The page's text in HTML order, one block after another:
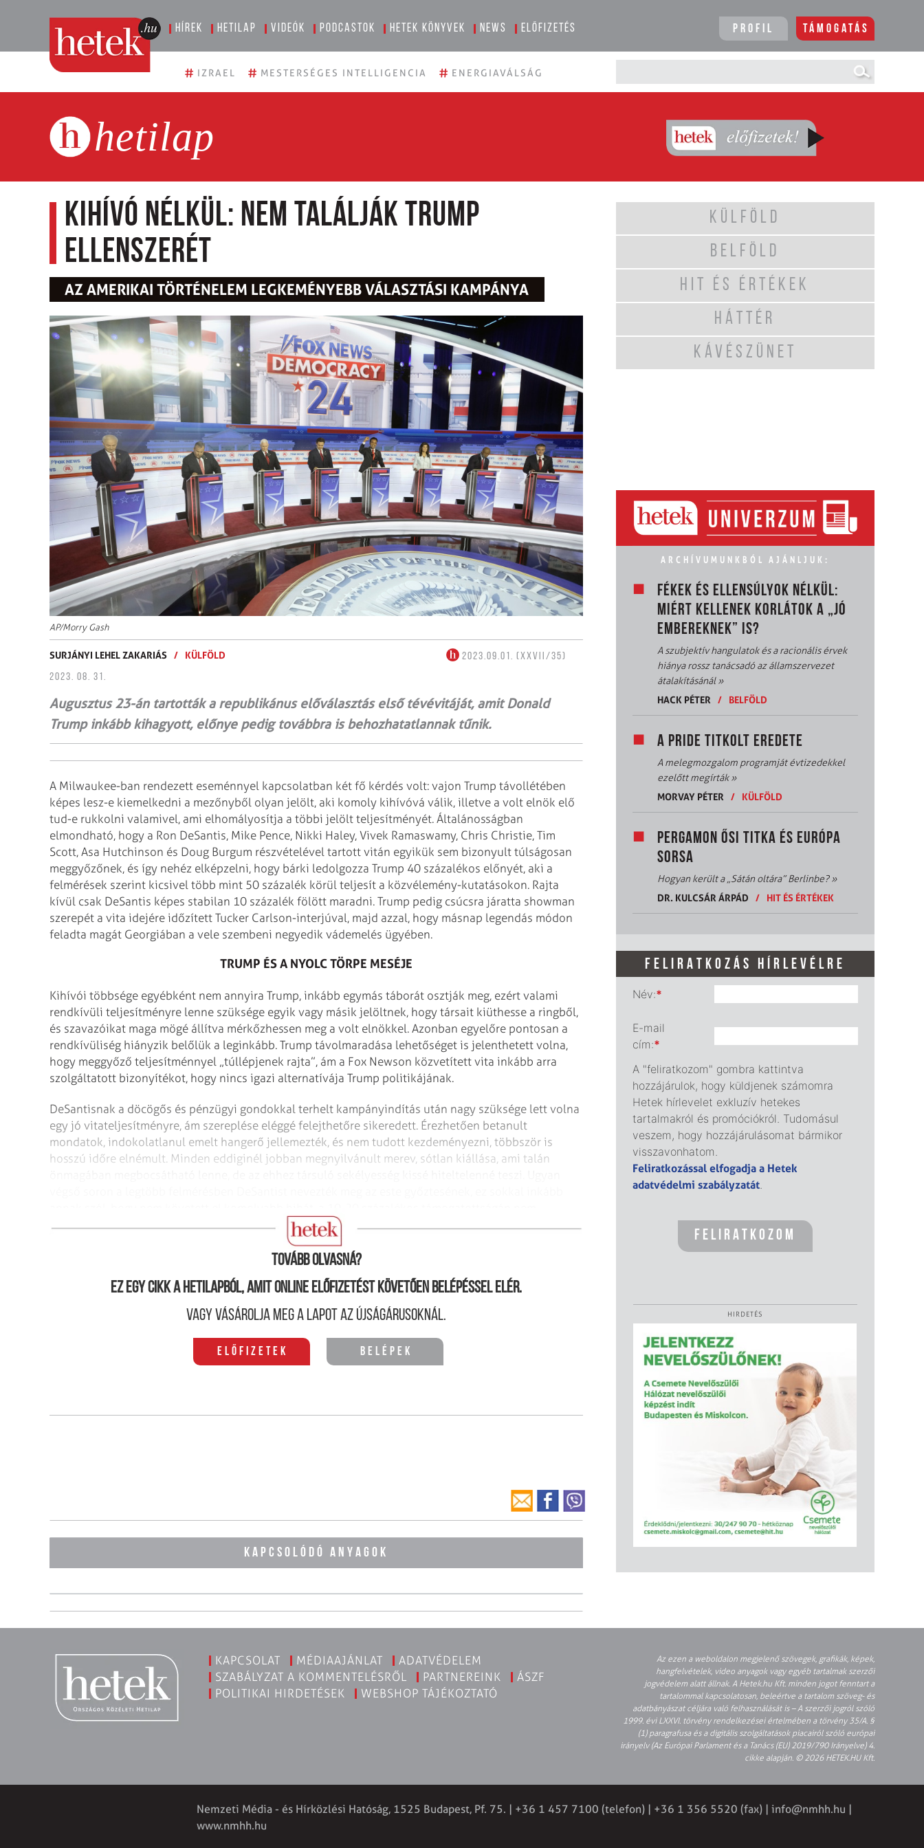
Hírek Hetilap Videók Podcastok Hetek könyvek News Előfizetés Profil Támogatás
# IZRAEL # MESTERSÉGES INTELLIGENCIA # ENERGIAVÁLSÁG
hetilap
Kihívó nélkül: Nem találják Trump
ellenszerét
AZ AMERIKAI TÖRTÉNELEM LEGKEMÉNYEBB VÁLASZTÁSI KAMPÁNYA
AP/Morry Gash
SURJÁNYI LEHEL ZAKARIÁS / KÜLFÖLD
2023.09.01. (XXVII/35)
2023. 08. 31.
Augusztus 23-án tartották a republikánus előválasztás első tévévitáját, amit Donald
Trump inkább kihagyott, előnye pedig továbbra is behoz­hatatlannak tűnik.
A Milwaukee-ban rendezett eseménnyel kapcsolatban két fő kérdés volt: vajon Trump távollétében
képes lesz-e kiemelkedni a mezőnyből olyan jelölt, aki komoly kihívóvá válik, illetve a volt elnök elő
tud-e rukkolni valamivel, ami elhomályosítja a többi jelölt teljesítményét. Általánosságban
elmondható, hogy a Ron DeSantis, Mike Pence, Nikki Haley, Vivek Ramaswamy, Chris Christie, Tim
Scott, Asa Hutchinson és Doug Burgum részvételével tartott vitán egyikük sem bizonyult túlságosan
meggyőzőnek, és így nehéz elképzelni, hogy bárki ledolgozza Trump 40 százalékos előnyét, aki a
felmérések szerint kicsivel több mint 50 százalék körül teljesít a közvélemény-kutatásokon. Rajta
kívül csak DeSantis képes stabilan 10 százalék fölött maradni. Trump pedig csúcsra járatta showman
szerepét a vita idejére időzített Tucker Carlson-interjúval, majd azzal, hogy másnap legendás módon
feladta magát Georgiában a vele szembeni negyedik vádemelés ügyében.
TRUMP ÉS A NYOLC TÖRPE MESÉJE
Kihívói többsége egyébként nem annyira Trump, inkább egymás táborát osztják meg, ezért valami
rendkívüli teljesítményre lenne szüksége egyik vagy másik jelöltnek, hogy társait kiüthesse a ringből,
és szavazóikat maga mögé állítva mérkőzhessen meg a volt elnökkel. Azonban egyelőre pontosan a
rendkívüliség hiányzik belőlük a leg­inkább. Trump távolmaradása lehetőséget is jelenthetett volna,
hogy meggyőző teljesítménnyel „túllépjenek rajta”, ám a Fox Newson közvetített vita inkább arra
szolgáltatott bizonyítékot, hogy nincs igazi alternatívája Trump politikájának.
DeSantisnak a döcögős és pénzügyi gondokkal terhelt kampányindítás után nagy szüksége lett volna
egy jó vitateljesítményre, ám szereplése eléggé felejthetőre sikeredett. Érezhetően betanult
mondatok, indokolatlanul emelt hangerő jellemezték, és nem tudott kezdeményezni, többször is
hosszú időre elnémult. Minden eddiginél jobban megnyilvánult merev, sótlan kiállása, ami talán
változtatott érdemben.
Tovább olvasná?
Ez egy cikk a hetilapból, amit online előfizetést követően belépéssel elér.
Vagy vásárolja meg a lapot az újságárusoknál.
Előfizetek Belépek
KAPCSOLÓDÓ ANYAGOK
KÜLFÖLD
BELFÖLD
HIT ÉS ÉRTÉKEK
HÁTTÉR
KÁVÉSZÜNET
ARCHÍVUMUNKBÓL AJÁNLJUK:
FÉKEK ÉS ELLENSÚLYOK NÉLKÜL:
MIÉRT KELLENEK KORLÁTOK A „JÓ
EMBEREKNEK” IS?
A szubjektív hangulatok és a racionális érvek
hiánya rossz tanácsadó az államszervezet
átalakításánál»
HACK PÉTER
/ BELFÖLD
A PRIDE TITKOLT EREDETE
A melegmozgalom programját évtizedekkel
ezelőtt megírták»
MORVAY PÉTER
/ KÜLFÖLD
PERGAMON ŐSI TITKA ÉS EURÓPA
SORSA
Hogyan került a „Sátán oltára” Berlinbe?»
DR. KULCSÁR ÁRPÁD
/ HIT ÉS ÉRTÉKEK
FELIRATKOZÁS HÍRLEVÉLRE
Név:*
E-mail
cím:*
A "feliratkozom" gombra kattintva
hozzájárulok, hogy küldjenek számomra
Hetek hírlevelet exkluzív hetekes
tartalmakról és promóciókról. Tudomásul
veszem, hogy hozzájárulásomat bármikor
visszavonhatom.
Feliratkozással elfogadja a Hetek
adatvédelmi szabályzatát.
HIRDETÉS
KAPCSOLAT MÉDIAAJÁNLAT
ADATVÉDELEM
SZABÁLYZAT A KOMMENTELÉSRŐL
PARTNEREINK
ÁSZF
POLITIKAI HIRDETÉSEK
WEBSHOP TÁJÉKOZTATÓ
Az ezen a weboldalon megjelenő szövegek, grafikák, képek,
hangfelvételek, video anyagok vagy egyéb tartalmak szerzői
jogvédelem alatt állnak. A Hetek.hu Kft. minden jogot fenntart a
tartalommal kapcsolatosan, beleértve a tartalom szöveg- és
adatbányászat céljára való felhasználását is – A szerzői jogról szóló
1999. évi LXXVI. törvény rendelkezései értelmében a törvény 35/A. §
(1) paragrafusa és a digitális szolgáltatások piacairól szóló európai
irányelv (Az Európai Parlament és a Tanács (EU) 2019/790 Irányelve) 4.
cikke alapján. © 2026 HETEK.HU Kft.
Nemzeti Média - és Hírközlési Hatóság, 1525 Budapest, Pf. 75. | +36 1 457 7100 (telefon) | +36 1 356 5520 (fax) | info@nmhh.hu |
www.nmhh.hu